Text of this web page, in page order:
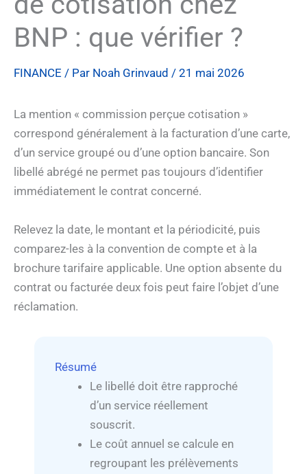
BNP : que vérifier ?
FINANCE / Par Noah Grinvaud / 21 mai 2026
La mention « commission perçue cotisation »
correspond généralement à la facturation d’une carte,
d’un service groupé ou d’une option bancaire. Son
libellé abrégé ne permet pas toujours d’identifier
immédiatement le contrat concerné.
Relevez la date, le montant et la périodicité, puis
comparez-les à la convention de compte et à la
brochure tarifaire applicable. Une option absente du
contrat ou facturée deux fois peut faire l’objet d’une
réclamation.
Résumé
Le libellé doit être rapproché
d’un service réellement
souscrit.
Le coût annuel se calcule en
regroupant les prélèvements